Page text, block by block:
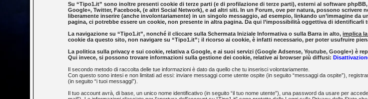
Su “Tipo1.it” sono inoltre presenti cookie di terze parti (e di profilazione di terze parti), esterni al software
Google+, Twitter, Facebook, (e altri Social Network), e ad altri siti. In un Forum, ove per natura, possono
liberamente inserire (anche involontariamente) in un singolo messaggio, ad esempio, linkando un’immagine
pagina, ci potrebbe essere un cookie, non presente in altra pagina. Da qui l’impossibilità oggettiva di identificarli
La navigazione su “Tipo1.it”, nonché il cliccare sulla Schermata Iniziale Informativa o sulla Barra in alto,implica
cookie da questo sito, non navigare su “Tipo1.it”; il ricorso ai cookie, è infatti necessario, per poter usufruire
La politica sulla privacy e sui cookie, relativa a Google, e ai suoi servizi (Google Adsense, Youtube, Google+) è
Qui invece, si possono trovare informazioni sulla gestione dei cookie, relative ai browser più diffusi:
Il secondo metodo di raccolta delle tue informazioni è dato da quello che tu inserisci volontariamente.
Con questo sono intesi e non limitati ad essi: inviare messaggi come utente ospite (in seguito “messaggi da ospite”),
(in seguito “i tuoi messaggi”).
Il tuo account avrà, di base, un unico nome identificativo (in seguito “il tuo nome utente”), una password da usare per